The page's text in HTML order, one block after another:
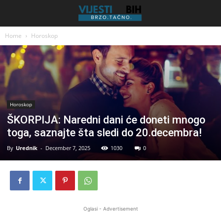
Home Horoskop
Horoskop
ŠKORPIJA: Naredni dani će doneti mnogo
toga, saznajte šta sledi do 20.decembra!
By Urednik - December 7, 2025 1030 0
Oglasi - Advertisement